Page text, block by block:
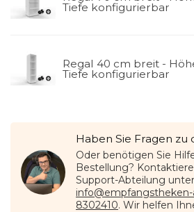
Tiefe konfigurierbar
Regal 40 cm breit -
Tiefe konfigurierbar
Haben Sie Fragen
Oder benötigen Sie
Bestellung?
Support-Abteilung unter
info@empfangstheken-
8302410. Wir helfen